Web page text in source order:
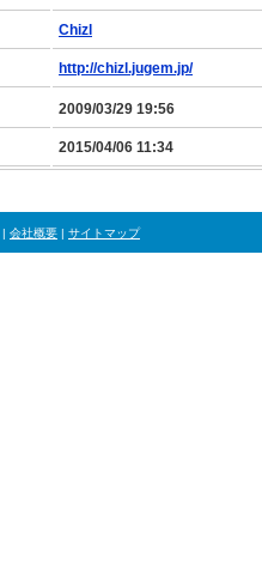
Chizl
http://chizl.jugem.jp/
2009/03/29 19:56
2015/04/06 11:34
| 会社概要 | サイトマップ